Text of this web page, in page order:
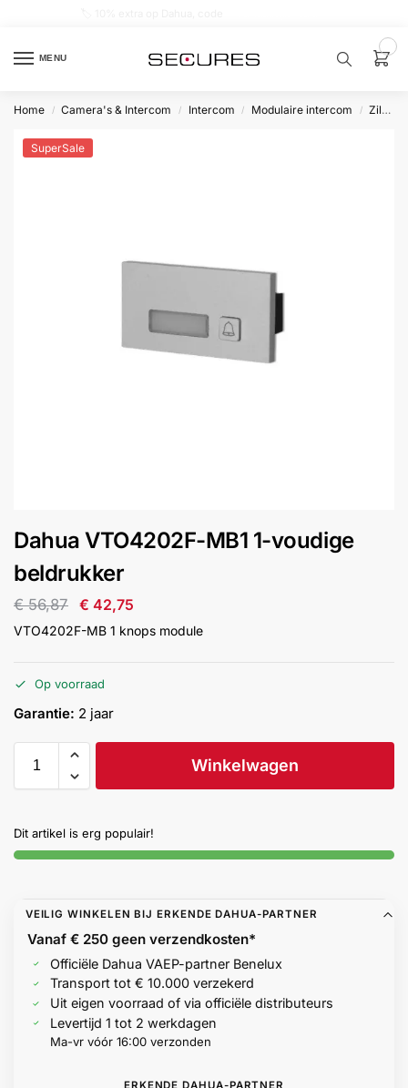
MENU
product…
&
Intercom
Branddetectie
Merken
Outlet
Help &
service
Home / Camera's & Intercom / Intercom / Modulaire intercom / Zilver
SuperSale
Dahua VTO4202F-MB1 1-voudige
beldrukker
€56,87 € 42,75
VTO4202F-MB 1 knops module
Op voorraad
Garantie: 2 jaar
Winkelwagen
Dit artikel is erg populair!
VEILIG WINKELEN BIJ ERKENDE DAHUA-PARTNER
Vanaf € 250 geenverzendkosten*
Officiële Dahua VAEP-partner Benelux
Transport tot € 10.000 verzekerd
Uit eigen voorraad of via officiële distributeurs
Levertijd 1 tot 2 werkdagen
Ma-vr vóór 16:00 verzonden